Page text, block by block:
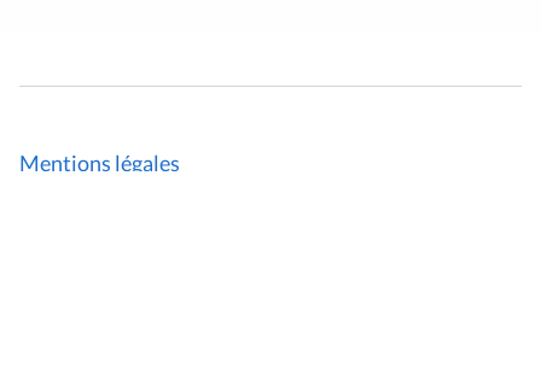
Mentions légales